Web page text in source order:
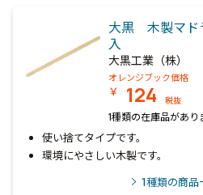
大黒 木製マ
入
大黒工業（株）
オレンジブック価格
￥ 124 税抜
1種類の在庫品があり
使い捨てタイプです。
環境にやさしい木製です。
1種類の商品